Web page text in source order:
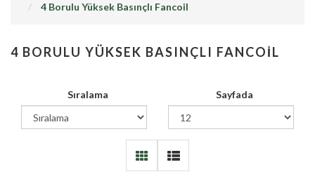
4 Borulu Yüksek Basınçlı Fancoil
4 BORULU YÜKSEK BASINÇLI FANCOIL
Sıralama Sayfada